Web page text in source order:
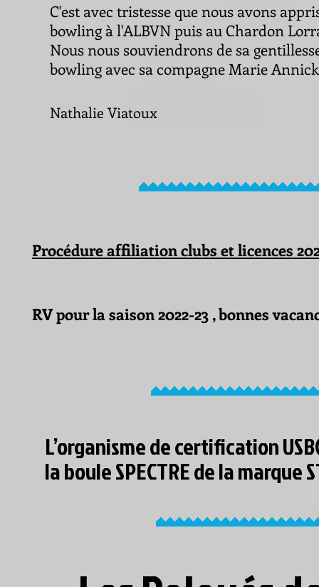
C'est avec tristesse que nous avons
bowling à l'ALBVN puis au Chardon
Nous nous souviendrons de sa
bowling avec sa compagne Marie
Nathalie Viatoux
Procédure affiliation clubs et licences
RV pour la saison 2022-23 , bonnes
L’organisme de certification
la boule SPECTRE de la marque